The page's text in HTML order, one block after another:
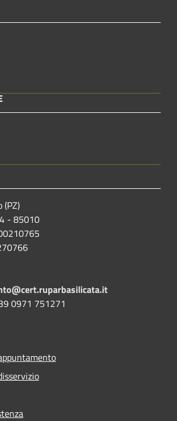
(PZ)
- 85010
0971 751271